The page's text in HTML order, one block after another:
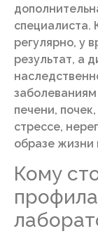
специалиста.
регулярно, у
результат, а
печени,
стрессе,
образе жизни
Кому